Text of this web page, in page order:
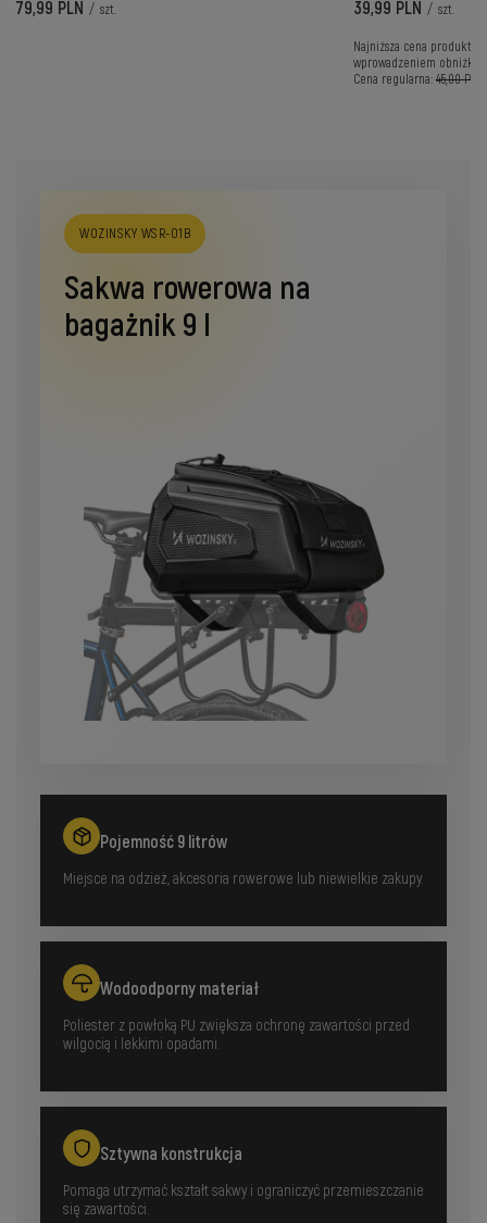
79,99 PLN / szt. 39,99 PLN / szt.
Najniższa cena produktu
wprowadzeniem obniżki:
Cena regularna: 45,00 PLN
WOZINSKY WSR-01B
Sakwa rowerowa na
bagażnik 9 l
Pojemność 9 litrów
Miejsce na odzież, akcesoria rowerowe lub niewielkie zakupy.
Wodoodporny materiał
Poliester z powłoką PU zwiększa ochronę zawartości przed
wilgocią i lekkimi opadami.
Sztywna konstrukcja
Pomaga utrzymać kształt sakwy i ograniczyć przemieszczanie
się zawartości.